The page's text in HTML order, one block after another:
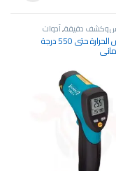
وكشف دقيقة,أدوات
قياس الحرارة جهاز قياس الحرارة حتى 550 درجة